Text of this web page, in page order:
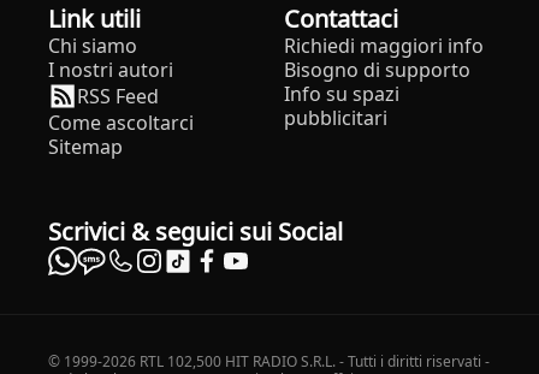
Link utili
Chi siamo
I nostri autori
RSS Feed
Come ascoltarci
Sitemap
Contattaci
Richiedi maggiori info
Bisogno di supporto
Info su spazi
pubblicitari
Scrivici & seguici sui Social
© 1999-2026 RTL 102,500 HIT RADIO S.R.L. - Tutti i diritti riservati -